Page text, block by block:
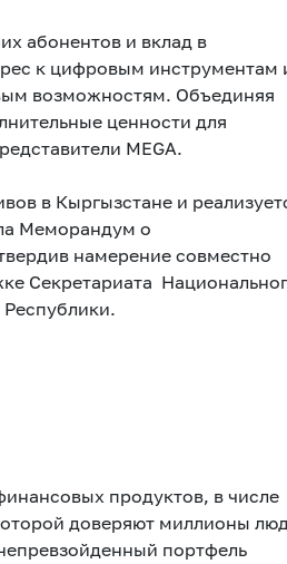
абонентов и вклад в
к цифровым инструментам
возможностям. Объединяя
ценности для
MEGA.
в Кыргызстане и
Меморандум о
намерение совместно
Секретариата
продуктов, в числе
доверяют миллионы
портфель